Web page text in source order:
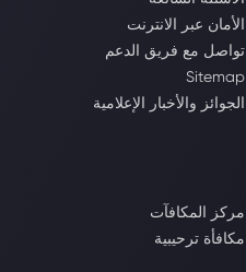
الأمان عبر الانترنت
تواصل مع فريق الدعم
Sitemap
الجوائز والأخبار الإعلامية
مركز المكافآت
مكافأة ترحيبية